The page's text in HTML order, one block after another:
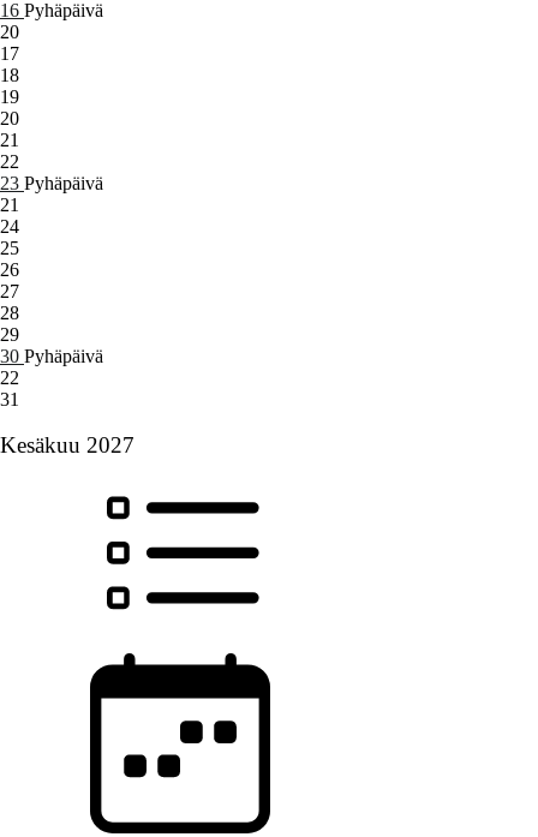
16 Pyhäpäivä
20
17
18
19
20
21
22
23 Pyhäpäivä
21
24
25
26
27
28
29
30 Pyhäpäivä
22
31
Kesäkuu 2027